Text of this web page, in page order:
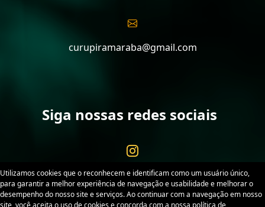
curupiramaraba@gmail.com
Siga nossas redes sociais
Utilizamos cookies que o reconhecem e identificam como um usuário único,
para garantir a melhor experiência de navegação e usabilidade e melhorar o
desempenho do nosso site e serviços. Ao continuar com a navegação em nosso
site, você aceita o uso de cookies e concorda com a nossa política de